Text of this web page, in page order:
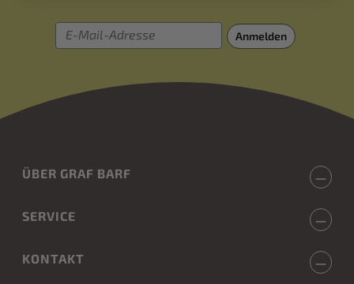
E-Mail-Adresse
Anmelden
ÜBER GRAF BARF
SERVICE
KONTAKT